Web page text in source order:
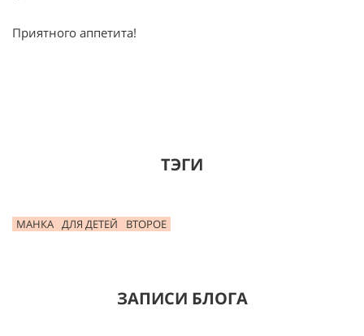
Приятного аппетита!
ТЭГИ
МАНКА ДЛЯ ДЕТЕЙ ВТОРОЕ
ЗАПИСИ БЛОГА